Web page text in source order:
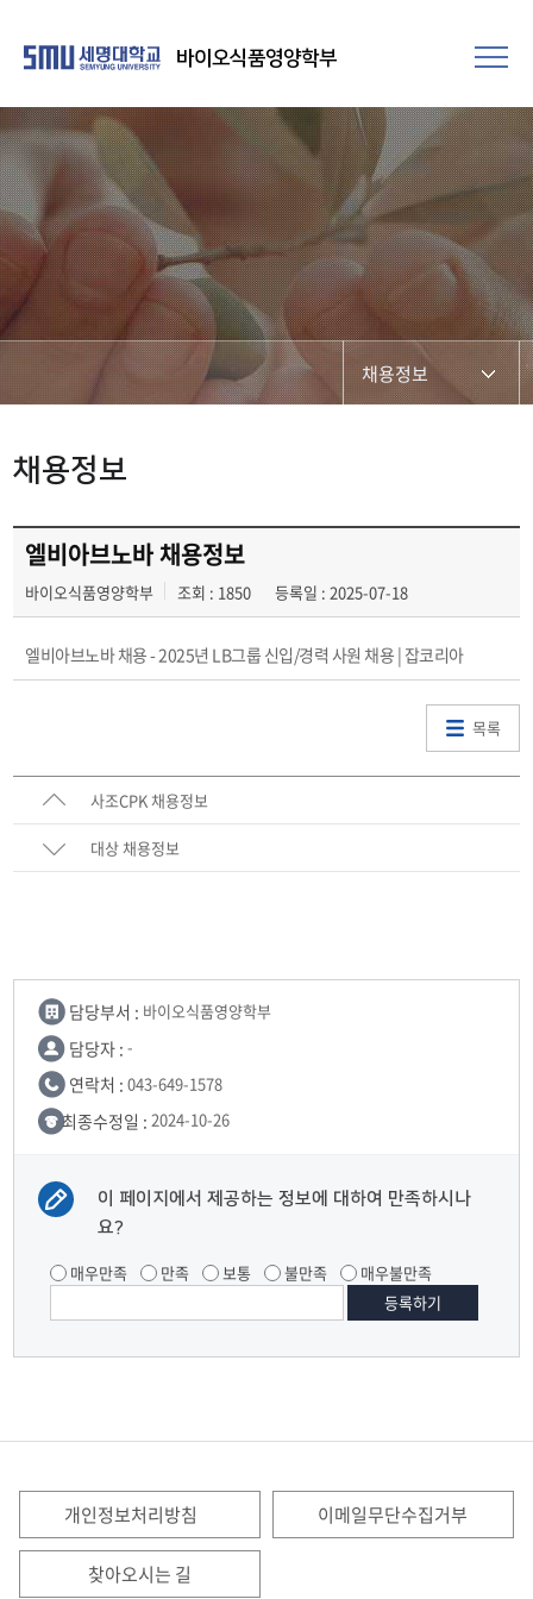
바이오식품영양학부
채용정보
자격면허취득안내
채용정보
채용정보
엘비아브노바 채용정보
바이오식품영양학부 조회 : 1850 등록일 : 2025-07-18
엘비아브노바 채용 - 2025년 LB그룹 신입/경력 사원 채용 | 잡코리아
목록
사조CPK 채용정보
대상 채용정보
담당부서 : 바이오식품영양학부
담당자 : -
연락처 : 043-649-1578
최종수정일 : 2024-10-26
이 페이지에서 제공하는 정보에 대하여 만족하시나
요?
매우만족 만족 보통 불만족 매우불만족
개인정보처리방침 이메일무단수집거부
찾아오시는 길